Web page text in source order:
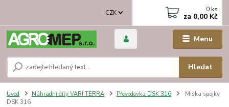
Menu
CZK
Hledat
0 ks
za 0,00 Kč
Úvod Náhradní díly VARI TERRA Převodovka DSK 316
Miska spojky
DSK 316